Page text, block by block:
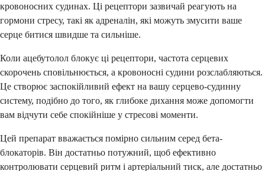
кровоносних судинах. Ці рецептори зазвичай реагують на
гормони стресу, такі як адреналін, які можуть змусити ваше
серце битися швидше та сильніше.
Коли ацебутолол блокує ці рецептори, частота серцевих
скорочень сповільнюється, а кровоносні судини розслабляються.
Це створює заспокійливий ефект на вашу серцево-судинну
систему, подібно до того, як глибоке дихання може допомогти
вам відчути себе спокійніше у стресові моменти.
Цей препарат вважається помірно сильним серед бета-
блокаторів. Він достатньо потужний, щоб ефективно
контролювати серцевий ритм і артеріальний тиск, але достатньо